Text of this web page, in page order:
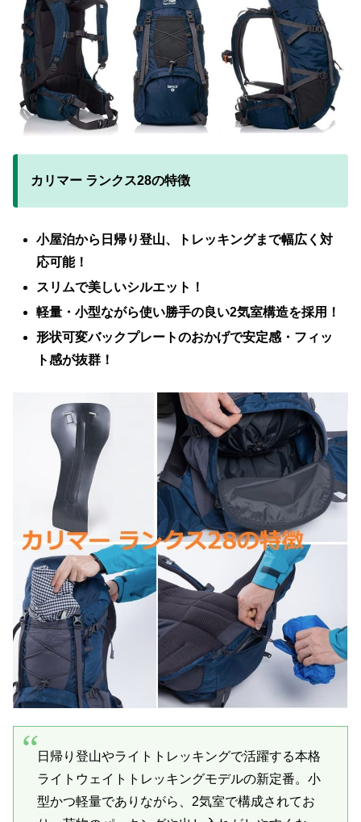
カリマー ランクス28の特徴
小屋泊から日帰り登山、トレッキングまで幅広く対
応可能！
スリムで美しいシルエット！
軽量・小型ながら使い勝手の良い2気室構造を採用！
形状可変バックプレートのおかげで安定感・フィッ
ト感が抜群！
日帰り登山やライトトレッキングで活躍する本格
ライトウェイトトレッキングモデルの新定番。小
型かつ軽量でありながら、2気室で構成されてお